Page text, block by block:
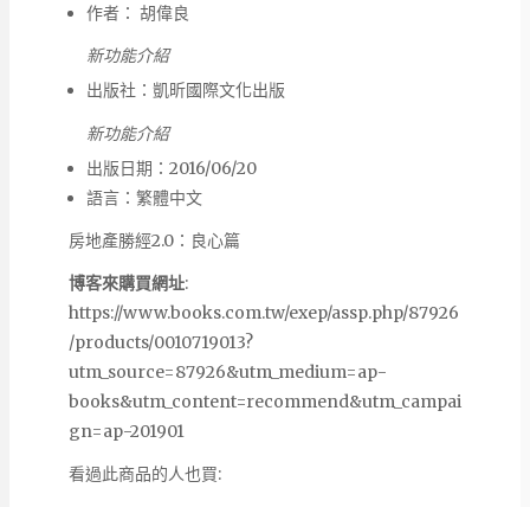
作者： 胡偉良
新功能介紹
出版社： 凱昕國際文化出版
新功能介紹
出版日期：2016/06/20
語言：繁體中文
房地產勝經2.0：良心篇
博客來購買網址:
https://www.books.com.tw/exep/assp.php/87926
/products/0010719013?
utm_source=87926&utm_medium=ap-
books&utm_content=recommend&utm_campai
gn=ap-201901
看過此商品的人也買: